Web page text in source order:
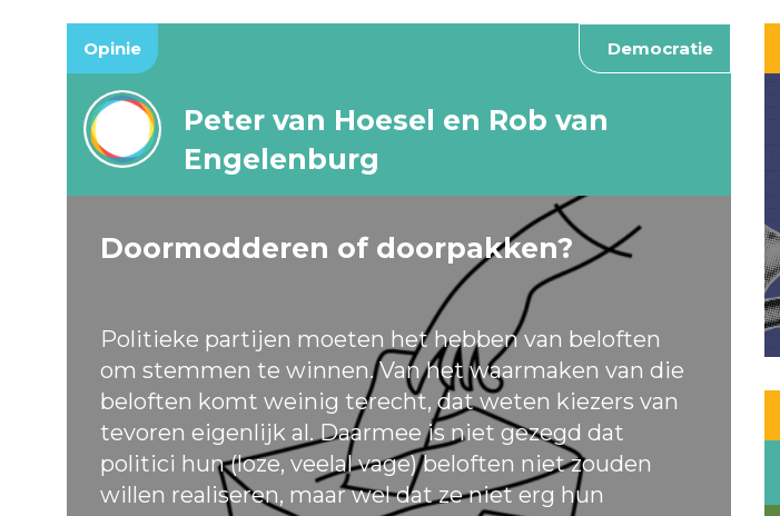
Opinie Democratie
Peter van Hoesel en Rob van
Engelenburg
Doormodderen of doorpakken?
Politieke partijen moeten het hebben van beloften
om stemmen te winnen. Van het waarmaken van die
beloften komt weinig terecht, dat weten kiezers van
tevoren eigenlijk al. Daarmee is niet gezegd dat
politici hun (loze, veelal vage) beloften niet zouden
willen realiseren, maar wel dat ze niet erg hun